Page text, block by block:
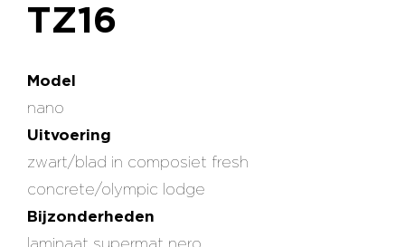
TZ16
Model
nano
Uitvoering
zwart/blad in composiet fresh
concrete/olympic lodge
Bijzonderheden